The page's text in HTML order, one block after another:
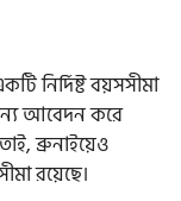
নির্দিষ্ট বয়সসীমা
আবেদন করে
ব্রুনাইয়েও
রয়েছে।